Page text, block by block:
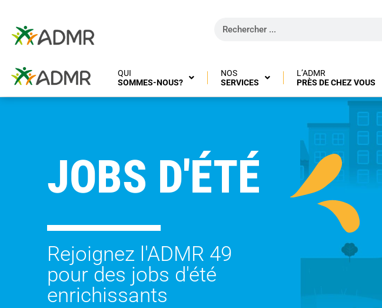
QUI
SOMMES-NOUS?
NOS
SERVICES
L’ADMR
PRÈS DE CHEZ VOUS
JOBS D'ÉTÉ
Rejoignez l'ADMR 49
pour des jobs d'été
enrichissants